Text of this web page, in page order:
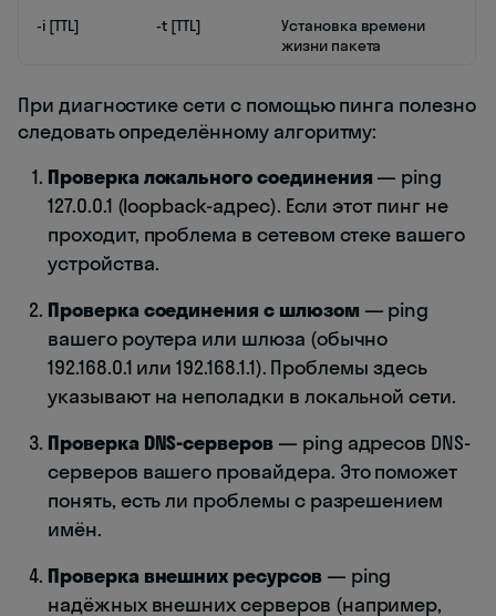
-i [TTL]
-t [TTL]
Установка времени
жизни пакета
При диагностике сети с помощью пинга полезно
следовать определённому алгоритму:
Проверка локального соединения — ping
127.0.0.1 (loopback-адрес). Если этот пинг не
проходит, проблема в сетевом стеке вашего
устройства.
Проверка соединения с шлюзом — ping
вашего роутера или шлюза (обычно
192.168.0.1 или 192.168.1.1). Проблемы здесь
указывают на неполадки в локальной сети.
Проверка DNS-серверов— ping адресов DNS-
серверов вашего провайдера. Это поможет
понять, есть ли проблемы с разрешением
имён.
Проверка внешних ресурсов— ping
надёжных внешних серверов (например,